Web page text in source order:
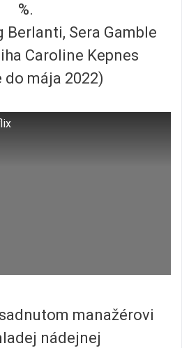
%.
Berlanti, Sera Gamble
Caroline Kepnes
do mája 2022)
manažérovi
nádejnej